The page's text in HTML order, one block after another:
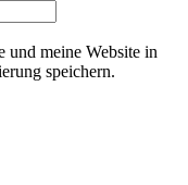
und meine Website in
speichern.